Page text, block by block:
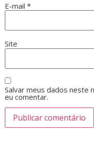
E-mail *
Site
Salvar meus dados neste
eu comentar.